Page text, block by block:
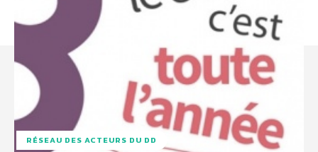
RÉSEAU DES ACTEURS DU DD